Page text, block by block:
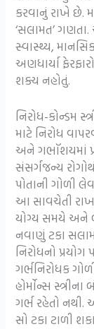
કરવાનું રાખે છે.
‘સલામત’ ગણતા.
સ્વાસ્થ્ય,
અણધાર્યા
શક્ય નહોતું.
નિરોધ-કોન્ડમ
માટે નિરોધ
અને ગભૉશયમાં
સંસર્ગજન્ય
પોતાની ગોળી
આ સાવચેતી
યોગ્ય સમયે અને
નવાણું ટકા
નિરોધનો
ગર્ભનિરોધક
હોર્મોન્સ
ગર્ભ રહેતો
સો ટકા ટાળી